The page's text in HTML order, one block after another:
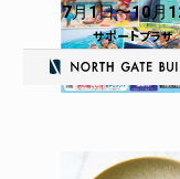
7月1日 10月
サポートプラザ